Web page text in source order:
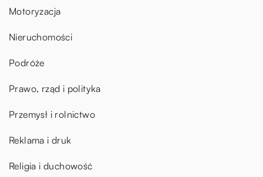
Motoryzacja
Nieruchomości
Podróże
Prawo, rząd i polityka
Przemysł i rolnictwo
Reklama i druk
Religia i duchowość